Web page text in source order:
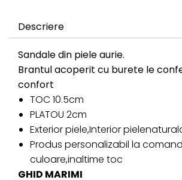
Descriere
Sandale din piele aurie.
Brantul acoperit cu burete le
confort
TOC 10.5cm
PLATOU 2cm
Exterior piele,Interior
Produs personalizabil la
culoare,inaltime toc
GHID MARIMI